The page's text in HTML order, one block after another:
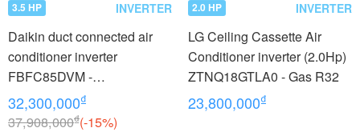
3.5 HP INVERTER
Daikin duct connected air
conditioner inverter
FBFC85DVM -
RZFC85DVM + BRC2E61
(3.5Hp)
32,300,000₫
37,908,000₫(-15%)
2.0 HP INVERTER
LG Ceiling Cassette Air
Conditioner inverter (2.0Hp)
ZTNQ18GTLA0 - Gas R32
23,800,000₫